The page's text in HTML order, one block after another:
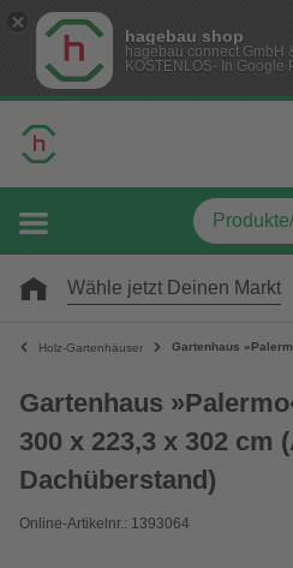
hagebau shop
hagebau connect GmbH
KOSTENLOS- In Google
Wähle jetzt Deinen Markt
Holz-Gartenhäuser Gartenhaus
Gartenhaus
300 x 223,3 x 302 cm
Dachüberstand)
Online-Artikelnr.: 1393064